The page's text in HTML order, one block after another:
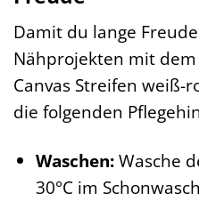
Damit du lange
Nähprojekten mit
Canvas Streifen weiß-
die folgenden
Waschen:Wasche
30°C im